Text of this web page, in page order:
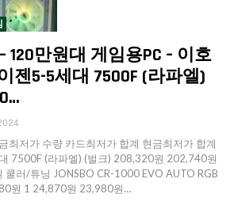
120만원대 게임용PC – 이호
젠5-5세대 7500F (라파엘)
최저가 수량 카드최저가 합계 현금최저가 합계
7500F (라파엘) (벌크) 208,320원 202,740원
러/튜닝 JONSBO CR-1000 EVO AUTO RGB
원 1 24,870원 23,980원…